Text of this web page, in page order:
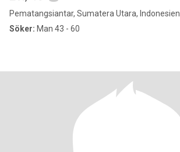
Pematangsiantar, Sumatera Utara, Indonesien
Söker: Man 43 - 60